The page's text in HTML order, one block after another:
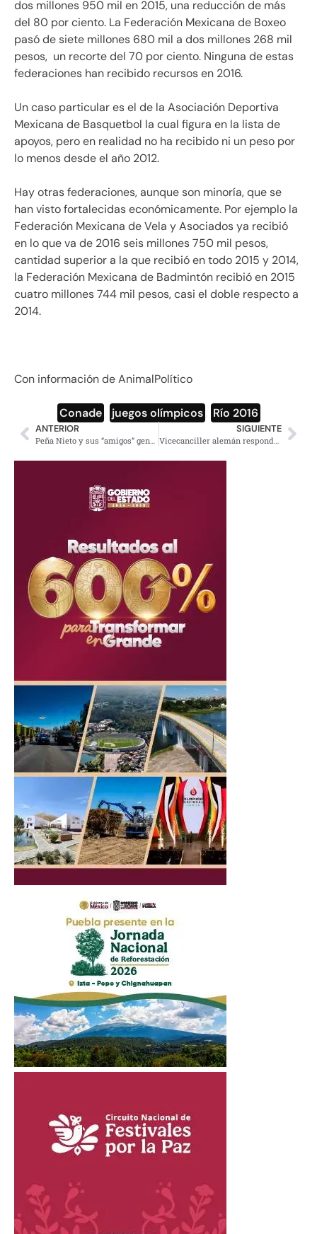
dos millones 950 mil en 2015, una reducción de más
del 80 por ciento. La Federación Mexicana de Boxeo
pasó de siete millones 680 mil a dos millones 268 mil
pesos, un recorte del 70 por ciento. Ninguna de estas
federaciones han recibido recursos en 2016.
Un caso particular es el de la Asociación Deportiva
Mexicana de Basquetbol la cual figura en la lista de
apoyos, pero en realidad no ha recibido ni un peso por
lo menos desde el año 2012.
Hay otras federaciones, aunque son minoría, que se
han visto fortalecidas económicamente. Por ejemplo la
Federación Mexicana de Vela y Asociados ya recibió
en lo que va de 2016 seis millones 750 mil pesos,
cantidad superior a la que recibió en todo 2015 y 2014,
la Federación Mexicana de Badmintón recibió en 2015
cuatro millones 744 mil pesos, casi el doble respecto a
2014.
Con información de AnimalPolítico
Conade juegos olímpicos Río 2016
ANTERIOR SIGUIENTE